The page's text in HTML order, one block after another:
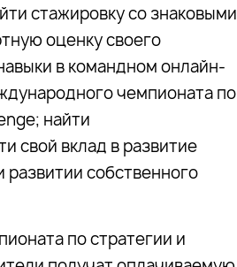
стажировку со знаковыми
оценку своего
в командном онлайн-
чемпионата по
найти
свой вклад в развитие
собственного
по стратегии и